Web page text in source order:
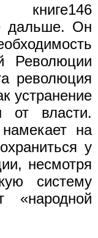
дальше. Он
Революции
революция
устранение
от власти.
на
у
несмотря
систему
«народной